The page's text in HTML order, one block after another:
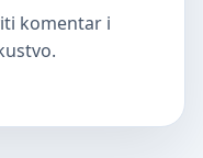
komentar i